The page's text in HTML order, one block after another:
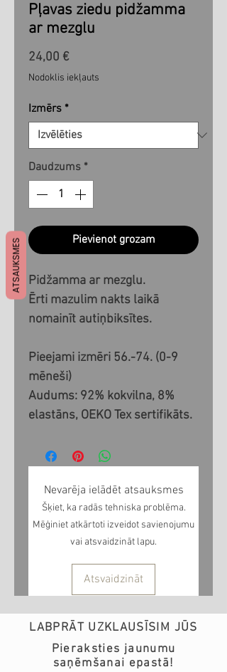
Pļavas ziedu pidžamma
ar mezglu
24,00 €Cena
Nodoklis iekļauts
Izmērs *
Daudzums *
Pievienot grozam
Pidžamma ar mezglu.
Ērti mazulim nakts laikā
nomainīt autiņbiksītes.
Pieejami izmēri 56.-74. (0-9
mēneši)
Audums: 92% kokvilna, 8%
elastāns, OEKO Tex sertifikāts.
Nevarēja ielādēt atsauksmes
Šķiet, ka radās tehniska problēma.
Mēģiniet atkārtoti izveidot savienojumu
vai atsvaidzināt lapu.
Atsvaidzināt
LABPRĀT UZKLAUSĪSIM JŪS
Pieraksties jaunumu
saņēmšanai epastā!
ATSAUKSMES